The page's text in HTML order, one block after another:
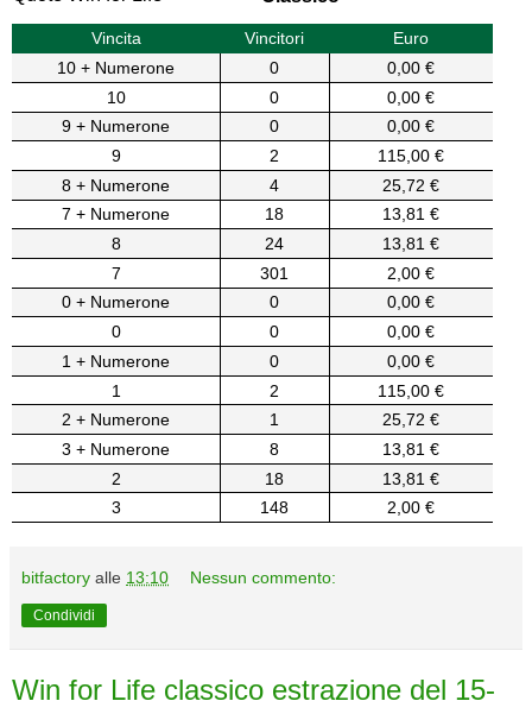
Vincita Vincitori
Euro
10 + Numerone
0
0,00 €
10
0
0,00 €
9 + Numerone
0
0,00 €
9
2
115,00 €
8 + Numerone
4
25,72 €
7 + Numerone
18
13,81 €
8
24
13,81 €
7
301
2,00 €
0 + Numerone
0
0,00 €
0
0
0,00 €
1 + Numerone
0
0,00 €
1
2
115,00 €
2 + Numerone
1
25,72 €
3 + Numerone
8
13,81 €
2
18
13,81 €
3
148 2,00 €
bitfactory alle 13:10 Nessun commento:
Condividi
Win for Life classico estrazione del 15-